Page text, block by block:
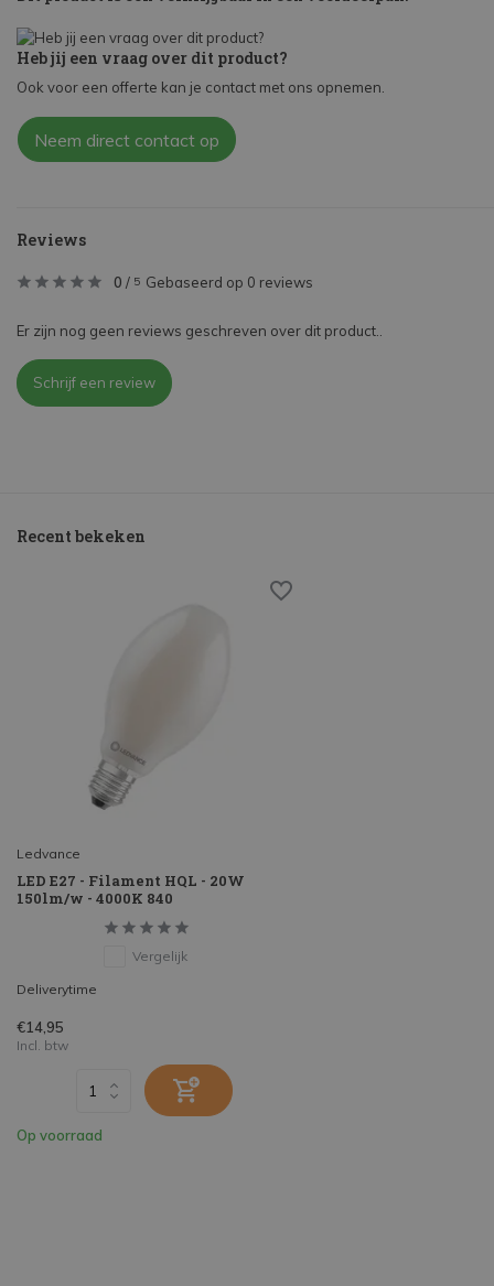
Heb jij een vraag over dit product?
Ook voor een offerte kan je contact met ons opnemen.
Neem direct contact op
Reviews
0 / 5 Gebaseerd op 0 reviews
Er zijn nog geen reviews geschreven over dit product..
Schrijf een review
Recent bekeken
Ledvance
LED E27 - Filament HQL - 20W
150lm/w - 4000K 840
Vergelijk
Deliverytime
€14,95
Incl. btw
Op voorraad